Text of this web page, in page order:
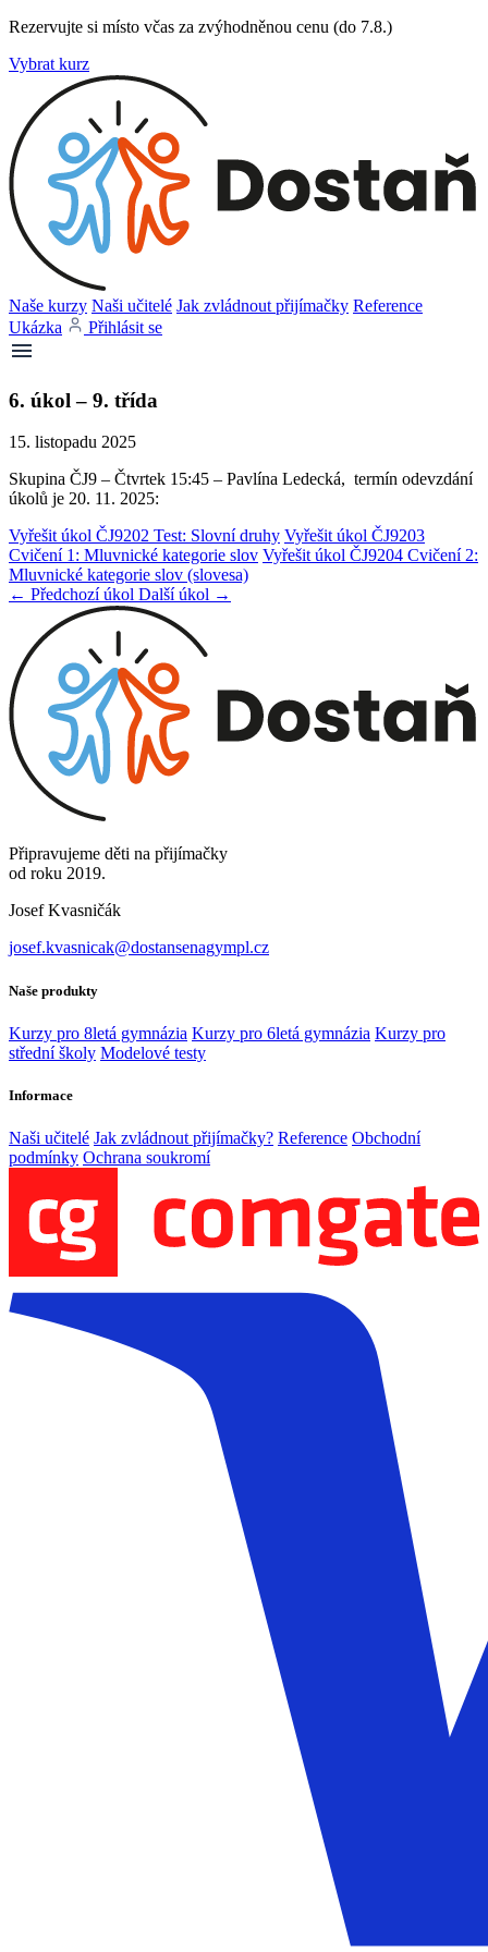
Rezervujte si místo včas za zvýhodněnou cenu (do 7.8.)
Vybrat kurz
Naše kurzy Naši učitelé Jak zvládnout přijímačky Reference
Ukázka
Přihlásit se
6. úkol – 9. třída
15. listopadu 2025
Skupina ČJ9 – Čtvrtek 15:45 – Pavlína Ledecká, termín odevzdání
úkolů je 20. 11. 2025:
Vyřešit úkol ČJ9202 Test: Slovní druhy Vyřešit úkol ČJ9203
Cvičení 1: Mluvnické kategorie slov Vyřešit úkol ČJ9204 Cvičení 2:
Mluvnické kategorie slov (slovesa)
← Předchozí úkol Další úkol →
Připravujeme děti na přijímačky
od roku 2019.
Josef Kvasničák
josef.kvasnicak@dostansenagympl.cz
Naše produkty
Kurzy pro 8letá gymnázia Kurzy pro 6letá gymnázia Kurzy pro
střední školy Modelové testy
Informace
Naši učitelé Jak zvládnout přijímačky? Reference Obchodní
podmínky Ochrana soukromí